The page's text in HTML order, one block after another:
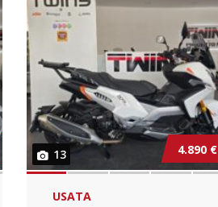
13 4.890 €
USATA